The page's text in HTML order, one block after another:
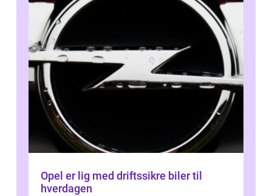
Opel er lig med driftssikre biler til
hverdagen